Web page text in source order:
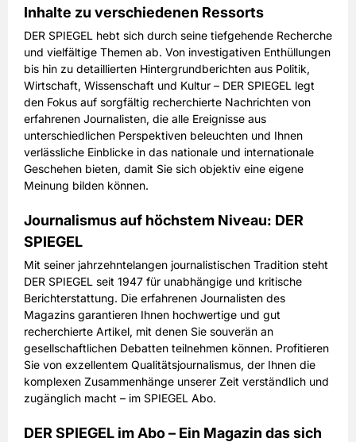
Inhalte zu verschiedenen Ressorts
DER SPIEGEL hebt sich durch seine tiefgehende Recherche
und vielfältige Themen ab. Von investigativen Enthüllungen
bis hin zu detaillierten Hintergrundberichten aus Politik,
Wirtschaft, Wissenschaft und Kultur – DER SPIEGEL legt
den Fokus auf sorgfältig recherchierte Nachrichten von
erfahrenen Journalisten, die alle Ereignisse aus
unterschiedlichen Perspektiven beleuchten und Ihnen
verlässliche Einblicke in das nationale und internationale
Geschehen bieten, damit Sie sich objektiv eine eigene
Meinung bilden können.
Journalismus auf höchstem Niveau: DER
SPIEGEL
Mit seiner jahrzehntelangen journalistischen Tradition steht
DER SPIEGEL seit 1947 für unabhängige und kritische
Berichterstattung. Die erfahrenen Journalisten des
Magazins garantieren Ihnen hochwertige und gut
recherchierte Artikel, mit denen Sie souverän an
gesellschaftlichen Debatten teilnehmen können. Profitieren
Sie von exzellentem Qualitätsjournalismus, der Ihnen die
komplexen Zusammenhänge unserer Zeit verständlich und
zugänglich macht – im SPIEGEL Abo.
DER SPIEGEL im Abo – Ein Magazin das sich